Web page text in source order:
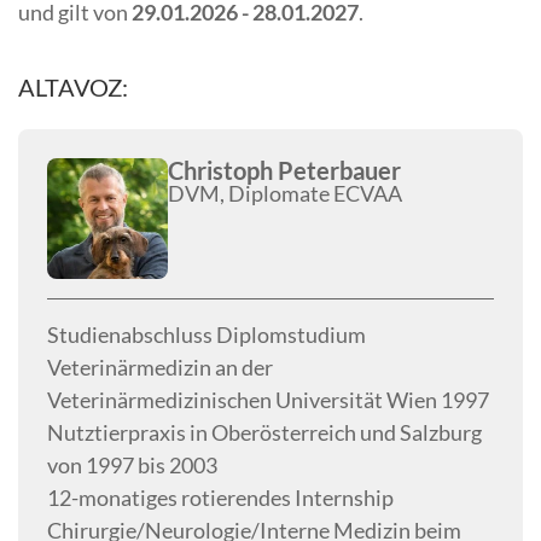
und gilt von 29.01.2026 - 28.01.2027.
ALTAVOZ:
Christoph Peterbauer
DVM, Diplomate ECVAA
Studienabschluss Diplomstudium
Veterinärmedizin an der
Veterinärmedizinischen Universität Wien 1997
Nutztierpraxis in Oberösterreich und Salzburg
von 1997 bis 2003
12-monatiges rotierendes Internship
Chirurgie/Neurologie/Interne Medizin beim